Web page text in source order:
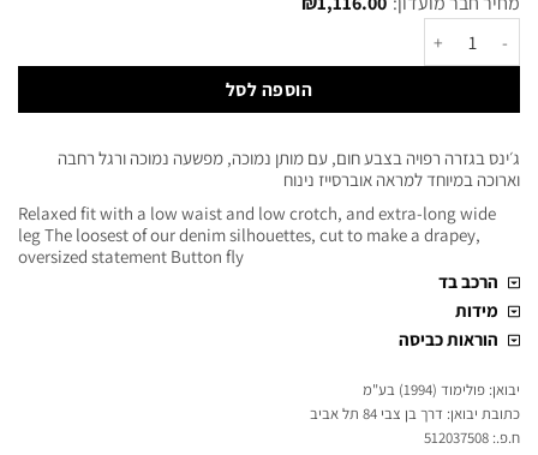
הוספה לסל
ג׳ינס בגזרה רפויה בצבע חום, עם מותן נמוכה, מפשעה נמוכה ורגל רחבה
וארוכה במיוחד למראה אוברסייז נינוח
Relaxed fit with a low waist and low crotch, and extra-long wide
leg The loosest of our denim silhouettes, cut to make a drapey,
oversized statement Button fly
הרכב בד
מידות
הוראות כביסה
יבואן: פולימוד (1994) בע"מ
כתובת יבואן: דרך בן צבי 84 תל אביב
ח.פ.: 512037508